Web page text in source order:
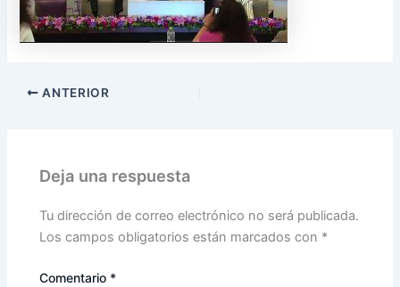
ANTERIOR
Deja una respuesta
Tu dirección de correo electrónico no será publicada.
Los campos obligatorios están marcados con *
Comentario *